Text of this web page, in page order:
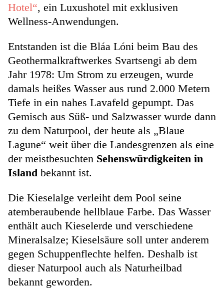
Hotel“, ein Luxushotel mit exklusiven
Wellness-Anwendungen.
Entstanden ist die Bláa Lóni beim Bau des
Geothermalkraftwerkes Svartsengi ab dem
Jahr 1978: Um Strom zu erzeugen, wurde
damals heißes Wasser aus rund 2.000 Metern
Tiefe in ein nahes Lavafeld gepumpt. Das
Gemisch aus Süß- und Salzwasser wurde dann
zu dem Naturpool, der heute als „Blaue
Lagune“ weit über die Landesgrenzen als eine
der meistbesuchten Sehenswürdigkeiten in
Island bekannt ist.
Die Kieselalge verleiht dem Pool seine
atemberaubende hellblaue Farbe. Das Wasser
enthält auch Kieselerde und verschiedene
Mineralsalze; Kieselsäure soll unter anderem
gegen Schuppenflechte helfen. Deshalb ist
dieser Naturpool auch als Naturheilbad
bekannt geworden.